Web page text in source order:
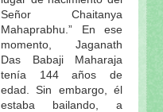
Señor Chaitanya
Mahaprabhu.” En ese
momento, Jaganath
Das Babaji Maharaja
tenía 144 años de
edad. Sin embargo, él
estaba bailando, a